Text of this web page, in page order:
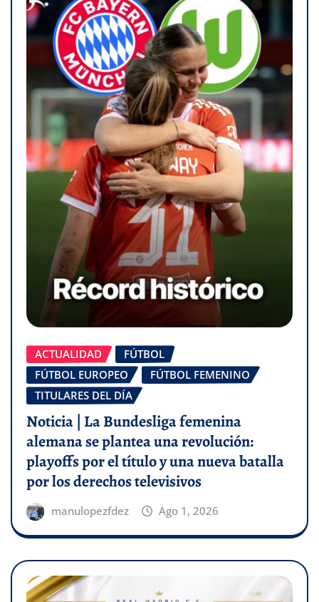
ACTUALIDAD
FÚTBOL
FÚTBOL EUROPEO
FÚTBOL FEMENINO
TITULARES DEL DÍA
Noticia | La Bundesliga femenina
alemana se plantea una revolución:
playoffs por el título y una nueva batalla
por los derechos televisivos
manulopezfdez Ago 1, 2026